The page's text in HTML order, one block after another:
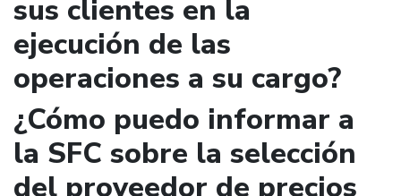
sus clientes en la
ejecución de las
operaciones a su cargo?
¿Cómo puedo informar a
la SFC sobre la selección
del proveedor de precios